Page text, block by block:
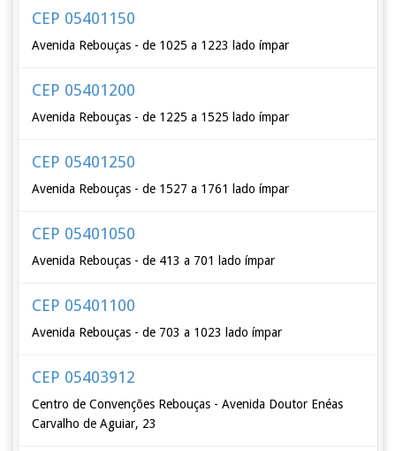
CEP 05401150
Avenida Rebouças - de 1025 a 1223 lado ímpar
CEP 05401200
Avenida Rebouças - de 1225 a 1525 lado ímpar
CEP 05401250
Avenida Rebouças - de 1527 a 1761 lado ímpar
CEP 05401050
Avenida Rebouças - de 413 a 701 lado ímpar
CEP 05401100
Avenida Rebouças - de 703 a 1023 lado ímpar
CEP 05403912
Centro de Convenções Rebouças - Avenida Doutor Enéas
Carvalho de Aguiar, 23